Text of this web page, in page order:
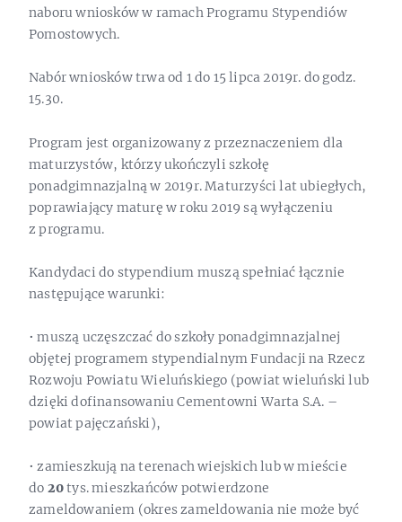
naboru wniosków w ramach Programu Stypendiów
Pomostowych.
Nabór wniosków trwa od 1 do 15 lipca 2019r. do godz.
15.30.
Program jest organizowany z przeznaczeniem dla
maturzystów, którzy ukończyli szkołę
ponadgimnazjalną w 2019r. Maturzyści lat ubiegłych,
poprawiający maturę w roku 2019 są wyłączeniu
z programu.
Kandydaci do stypendium muszą spełniać łącznie
następujące warunki:
• muszą uczęszczać do szkoły ponadgimnazjalnej
objętej programem stypendialnym Fundacji na Rzecz
Rozwoju Powiatu Wieluńskiego (powiat wieluński lub
dzięki dofinansowaniu Cementowni Warta S.A. –
powiat pajęczański),
• zamieszkują na terenach wiejskich lub w mieście
do 20tys. mieszkańców potwierdzone
zameldowaniem (okres zameldowania nie może być